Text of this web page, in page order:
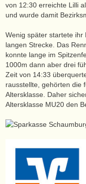
von 12:30 erreichte Lilli
und wurde damit
Wenig später startete ihr
langen Strecke. Das
konnte lange im
1000m dann aber drei
Zeit von 14:33
rausstellte, gehörten die
Altersklasse. Daher
Altersklasse MU20 den